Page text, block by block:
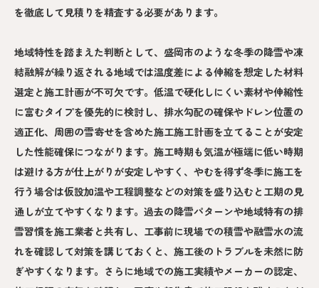
を徹底して見積りを精査する必要があります。
地域特性を踏まえた判断として、盛岡市のような冬季の降雪や凍
結融解が繰り返される地域では温度差による伸縮を想定した材料
選定と施工計画が不可欠です。低温で硬化しにくい素材や伸縮性
に富むタイプを優先的に検討し、排水勾配の確保やドレン位置の
適正化、周囲の雪寄せを含めた施工施工計画を立てることが安定
した性能確保につながります。施工時期も気温が極端に低い時期
は避ける方が仕上がりが安定しやすく、やむを得ず冬季に施工を
行う場合は仮設加温や工程調整などの対策を盛り込むと工期の見
通しが立てやすくなります。過去の降雪パターンや地域特有の排
雪習慣を施工業者と共有し、工事前に現場での積雪や融雪水の流
れを確認して対策を講じておくと、施工後のトラブルを未然に防
ぎやすくなります。さらに地域での施工実績やメーカーの認定、